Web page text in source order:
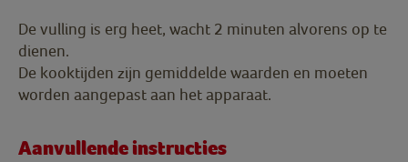
De vulling is erg heet, wacht 2 minuten alvorens op te
dienen.
De kooktijden zijn gemiddelde waarden en moeten
worden aangepast aan het apparaat.
Aanvullende instructies